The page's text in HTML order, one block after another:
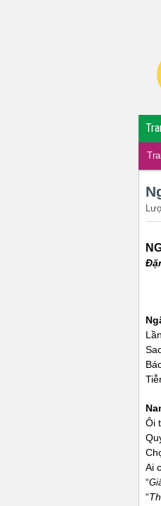
Ôi
Ai
“
“